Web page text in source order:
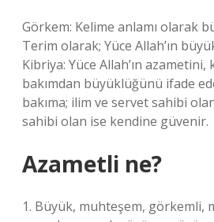
Görkem: Kelime anlamı olarak
Terim olarak; Yüce Allah’ın
Kibriya: Yüce Allah’ın
bakımdan büyüklüğünü ifade
bakıma; ilim ve servet sahibi
sahibi olan ise kendine güvenir.
Azametli ne?
1. Büyük, muhteşem, görkemli,